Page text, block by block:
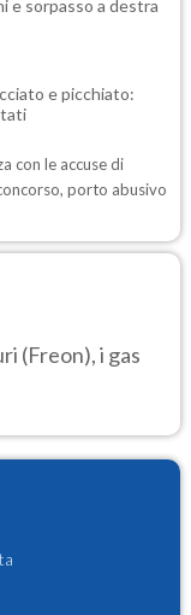
e sorpasso a destra
e picchiato:
con le accuse di
porto abusivo
(Freon), i gas